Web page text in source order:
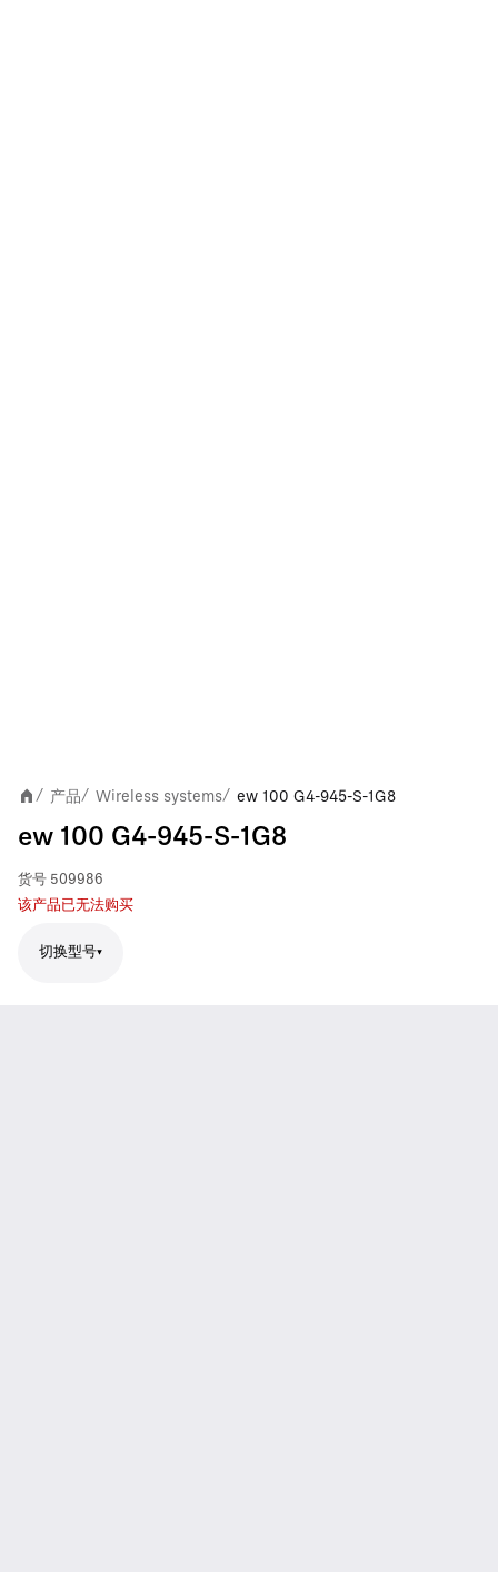
/ 产品/ Wireless systems/ ew 100 G4-945-S-1G8
ew 100 G4-945-S-1G8
货号 509986
该产品已无法购买
切换型号